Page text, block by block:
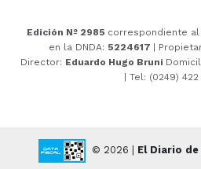
Edición Nº 2985 correspondiente al
en la DNDA: 5224617 |
Director: Eduardo Hugo Bruni
| Tel: (0249)
© 2026 | El Diario